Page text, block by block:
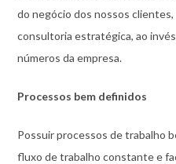
do negócio dos nossos
consultoria estratégica, ao
números da empresa.
Processos bem definidos
Possuir processos de trabalho
fluxo de trabalho constante e